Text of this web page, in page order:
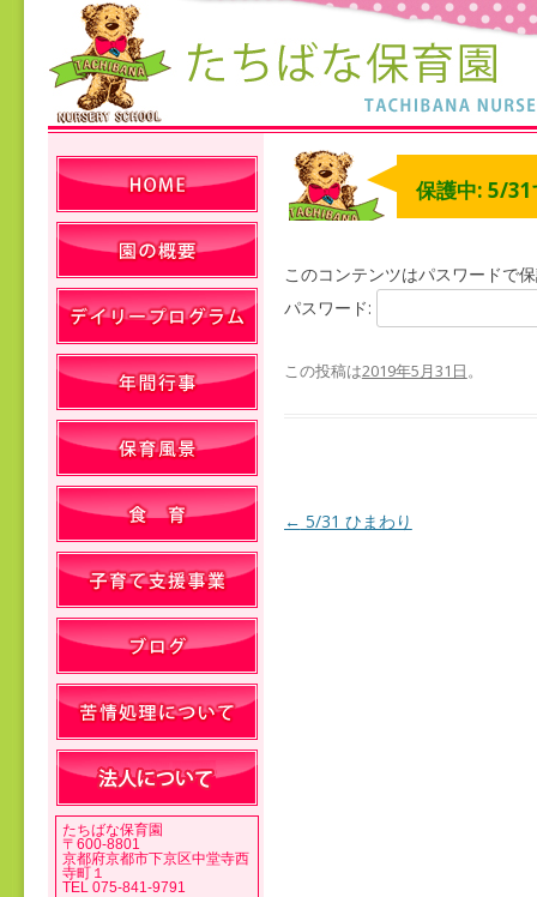
保護中: 5/31
このコンテンツはパスワードで
パスワード:
この投稿は2019年5月31日。
投稿ナビゲーション
← 5/31 ひまわり
たちばな保育園
〒600-8801
京都府京都市下京区中堂寺西
寺町１
TEL 075-841-9791